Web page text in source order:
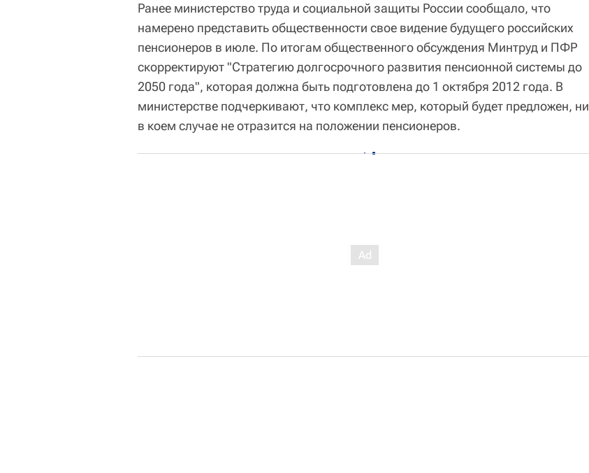
Ранее министерство труда и социальной защиты России сообщало, что
намерено представить общественности свое видение будущего российских
пенсионеров в июле. По итогам общественного обсуждения Минтруд и ПФР
скорректируют "Стратегию долгосрочного развития пенсионной системы до
2050 года", которая должна быть подготовлена до 1 октября 2012 года. В
министерстве подчеркивают, что комплекс мер, который будет предложен, ни
в коем случае не отразится на положении пенсионеров.